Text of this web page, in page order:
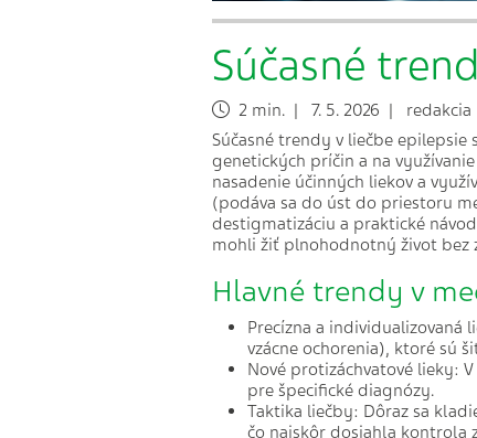
Súčasné
2 min. | 7. 5. 2026 | redakcia
Súčasné trendy v liečbe
genetických príčin a na
nasadenie účinných liekov a
(podáva sa do úst do priestoru
destigmatizáciu a praktické
mohli žiť plnohodnotný život bez
Hlavné trendy v
Precízna a individualizovaná
vzácne ochorenia), ktoré sú
Nové protizáchvatové lieky:
pre špecifické diagnózy.
Taktika liečby: Dôraz sa
čo najskôr dosiahla kontrola